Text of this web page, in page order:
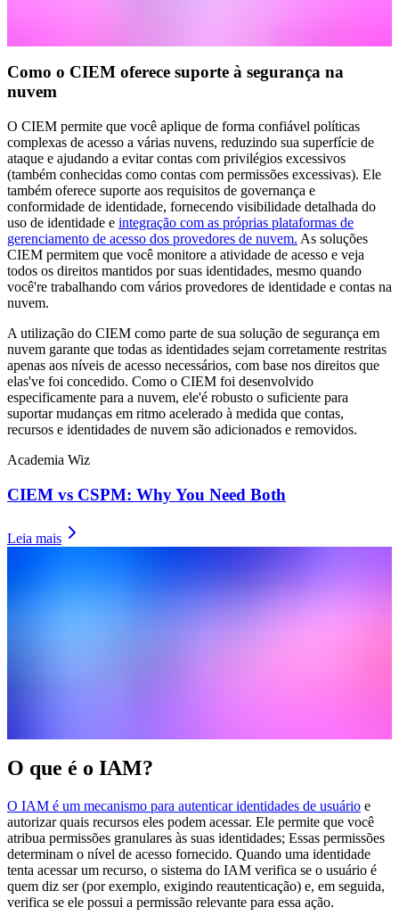
Como o CIEM oferece suporte à segurança na
nuvem
O CIEM permite que você aplique de forma confiável políticas
complexas de acesso a várias nuvens, reduzindo sua superfície de
ataque e ajudando a evitar contas com privilégios excessivos
(também conhecidas como contas com permissões excessivas). Ele
também oferece suporte aos requisitos de governança e
conformidade de identidade, fornecendo visibilidade detalhada do
uso de identidade e integração com as próprias plataformas de
gerenciamento de acesso dos provedores de nuvem. As soluções
CIEM permitem que você monitore a atividade de acesso e veja
todos os direitos mantidos por suas identidades, mesmo quando
você're trabalhando com vários provedores de identidade e contas na
nuvem.
A utilização do CIEM como parte de sua solução de segurança em
nuvem garante que todas as identidades sejam corretamente restritas
apenas aos níveis de acesso necessários, com base nos direitos que
elas've foi concedido. Como o CIEM foi desenvolvido
especificamente para a nuvem, ele'é robusto o suficiente para
suportar mudanças em ritmo acelerado à medida que contas,
recursos e identidades de nuvem são adicionados e removidos.
Academia Wiz
CIEM vs CSPM: Why You Need Both
Leia mais
O que é o IAM?
O IAM é um mecanismo para autenticar identidades de usuário e
autorizar quais recursos eles podem acessar. Ele permite que você
atribua permissões granulares às suas identidades; Essas permissões
determinam o nível de acesso fornecido. Quando uma identidade
tenta acessar um recurso, o sistema do IAM verifica se o usuário é
quem diz ser (por exemplo, exigindo reautenticação) e, em seguida,
verifica se ele possui a permissão relevante para essa ação.